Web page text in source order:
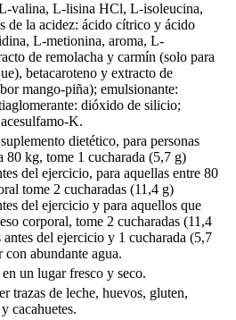
valina, L-lisina HCl, L-isoleucina,
de la acidez: ácido cítrico y ácido
L-metionina, aroma, L-
de remolacha y carmín (solo para
betacaroteno y extracto de
mango-piña); emulsionante:
dióxido de silicio;
K.
dietético, para personas
80 kg, tome 1 cucharada (5,7 g)
del ejercicio, para aquellas entre 80
tome 2 cucharadas (11,4 g)
del ejercicio y para aquellos que
corporal, tome 2 cucharadas (11,4
del ejercicio y 1 cucharada (5,7
con abundante agua.
un lugar fresco y seco.
trazas de leche, huevos, gluten,
cacahuetes.